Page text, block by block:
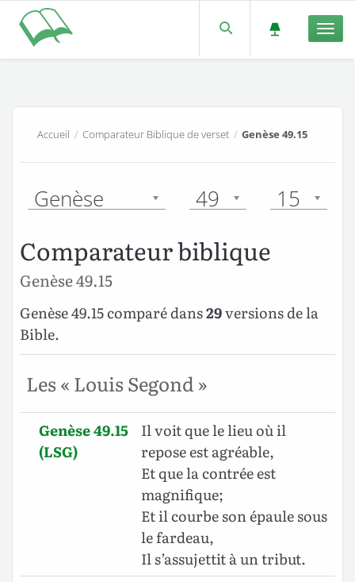
Accueil / Comparateur Biblique de verset/ Genèse 49.15
Genèse 49 15
Comparateur biblique
Genèse 49.15
Genèse 49.15 comparé dans29versions de la
Bible.
Les « Louis Segond »
Genèse 49.15
(LSG)
Il voit que le lieu où il
repose est agréable,
Et que la contrée est
magnifique;
Et il courbe son épaule sous
le fardeau,
Il s’assujettit à un tribut.